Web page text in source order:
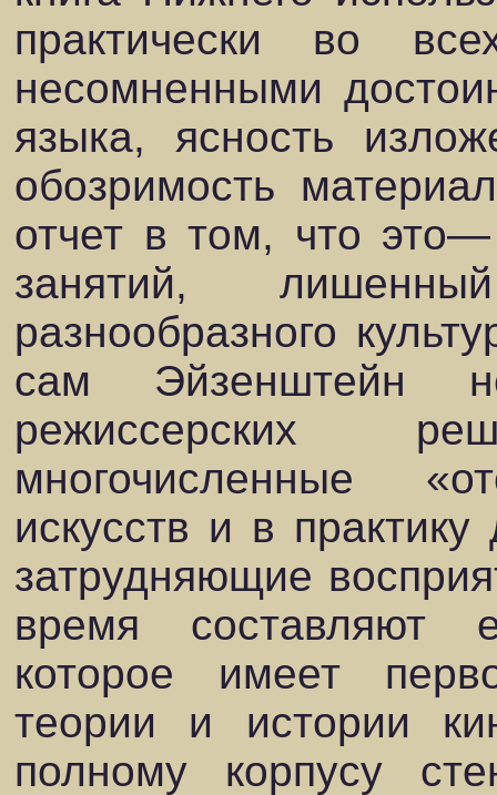
практически во
несомненными
языка, ясность
обозримость
отчет в том, что
занятий,
разнообразного
сам Эйзенштейн
режиссерских
многочисленные
искусств и в практику
затрудняющие
время составляют
которое имеет
теории и истории
полному корпусу